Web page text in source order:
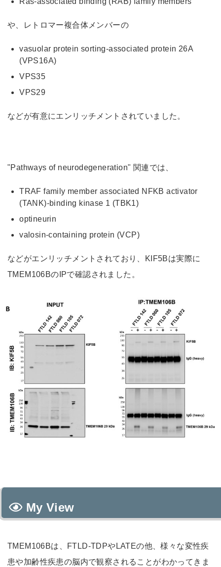
や、レトロマー複合体メンバーの
vasuolar protein sorting-associated protein 26A
(VPS16A)
VPS35
VPS29
などが有意にエンリッチメントされていました。
"Pathways of neurodegeneration" 関連では、
TRAF family member associated NFKB activator
(TANK)-binding kinase 1 (TBK1)
optineurin
valosin-containing protein (VCP)
などがエンリッチメントされており、KIF5Bは実際に
TMEM106BのIPで確認されました。
My View
TMEM106Bは、FTLD-TDPやLATEの他、様々な変性疾
患や加齢性疾患の脳内で観察されることがわかってきま